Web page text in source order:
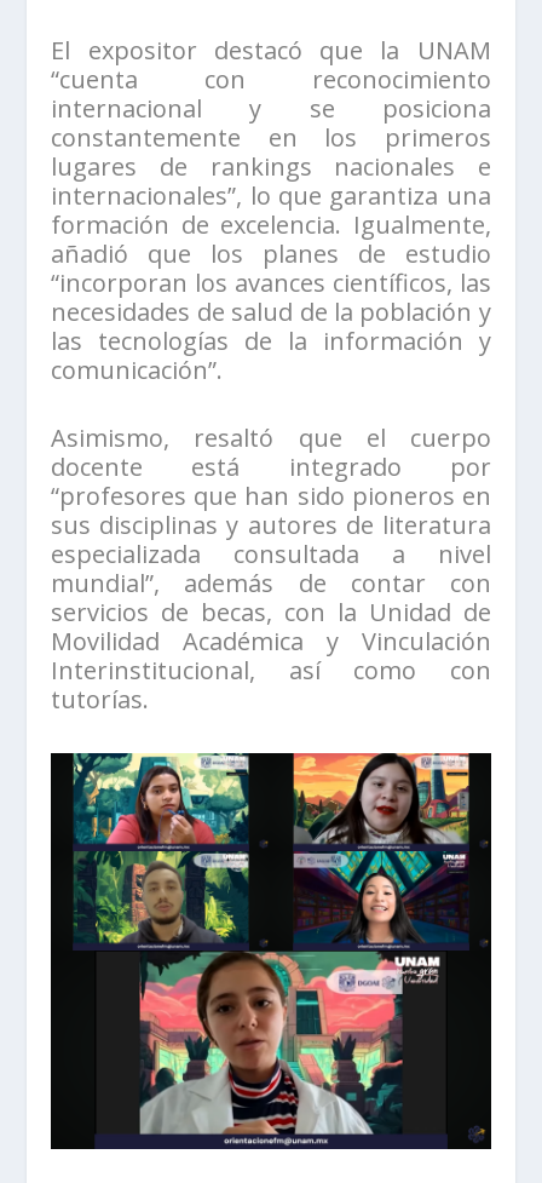
El expositor destacó que la UNAM
“cuenta con reconocimiento
internacional y se posiciona
constantemente en los primeros
lugares de rankings nacionales e
internacionales”, lo que garantiza una
formación de excelencia. Igualmente,
añadió que los planes de estudio
“incorporan los avances científicos, las
necesidades de salud de la población y
las tecnologías de la información y
comunicación”.
Asimismo, resaltó que el cuerpo
docente está integrado por
“profesores que han sido pioneros en
sus disciplinas y autores de literatura
especializada consultada a nivel
mundial”, además de contar con
servicios de becas, con la Unidad de
Movilidad Académica y Vinculación
Interinstitucional, así como con
tutorías.